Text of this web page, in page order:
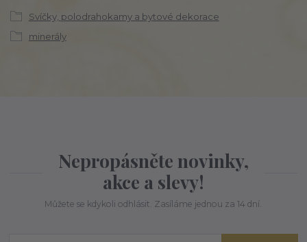
Svíčky, polodrahokamy a bytové dekorace
minerály
Nepropásněte novinky,
akce a slevy!
Můžete se kdykoli odhlásit. Zasíláme jednou za 14 dní.